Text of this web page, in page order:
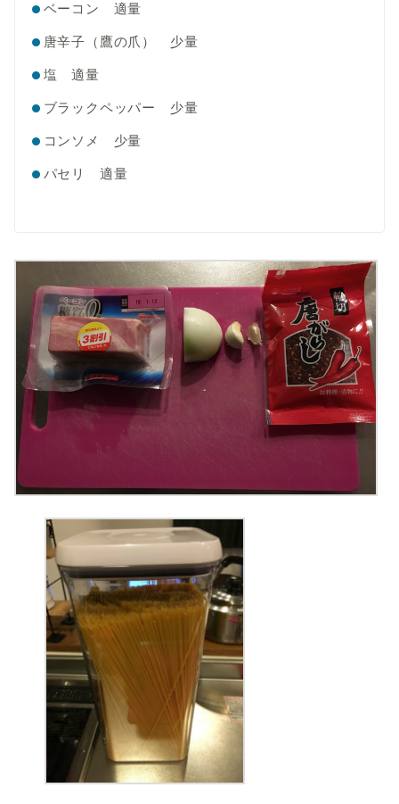
ベーコン 適量
唐辛子（鷹の爪） 少量
塩 適量
ブラックペッパー 少量
コンソメ 少量
パセリ 適量